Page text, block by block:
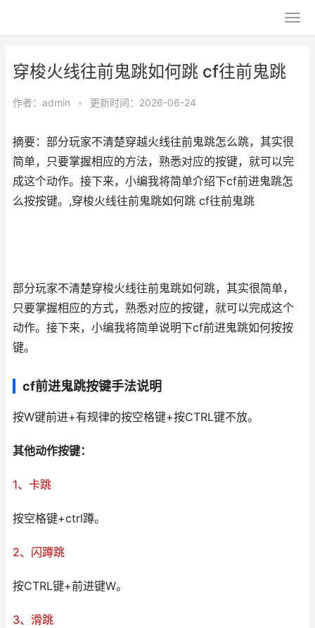
穿梭火线往前鬼跳如何跳 cf往前鬼跳
作者： admin • 更新时间：2026-06-24
摘要：部分玩家不清楚穿越火线往前鬼跳怎么跳，其实很
简单，只要掌握相应的方法，熟悉对应的按键，就可以完
成这个动作。接下来，小编我将简单介绍下cf前进鬼跳怎
么按按键。,穿梭火线往前鬼跳如何跳 cf往前鬼跳
部分玩家不清楚穿梭火线往前鬼跳如何跳，其实很简单，
只要掌握相应的方式，熟悉对应的按键，就可以完成这个
动作。接下来，小编我将简单说明下cf前进鬼跳如何按按
键。
cf前进鬼跳按键手法说明
按W键前进+有规律的按空格键+按CTRL键不放。
其他动作按键：
1、卡跳
按空格键+ctrl蹲。
2、闪蹲跳
按CTRL键+前进键W。
3、滑跳